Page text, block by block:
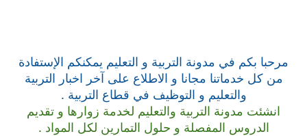
مرحبا بكم في مدونة التربية و التعليم يمكنكم الإستفادة
من كل خدماتنا مجانا و الاطلاع على آخر اخبار التربية
والتعليم و التوظيف في قطاع التربية .
انشئت مدونة التربية والتعليم لخدمة زوارها و تقديم
الدروس المفصلة و حلول التمارين لكل المواد .